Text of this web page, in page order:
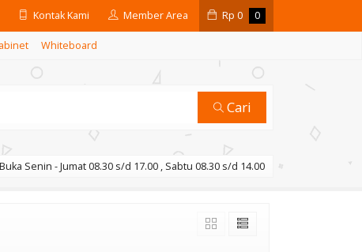
Kontak Kami Member Area Rp 0 0
Whiteboard
Cari
Buka Senin - Jumat 08.30 s/d 17.00 , Sabtu 08.30 s/d 14.00